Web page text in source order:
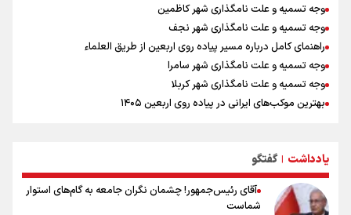
وجه تسمیه و علت نامگذاری شهر کاظمین
وجه تسمیه و علت نامگذاری شهر نجف
راهنمای کامل درباره مسیر پیاده روی اربعین از طریق العلماء
وجه تسمیه و علت نامگذاری شهر سامرا
وجه تسمیه و علت نامگذاری شهر کربلا
بهترین موکب‌های ایرانی در پیاده روی اربعین ۱۴۰۵
۲۰ نکته دوستانه درباره پیاده روی اربعین و عراقی ها
یادداشت | گفتگو
آقای رئیس‌جمهور! چشمان نگران جامعه به گام‌های استوار
شماست